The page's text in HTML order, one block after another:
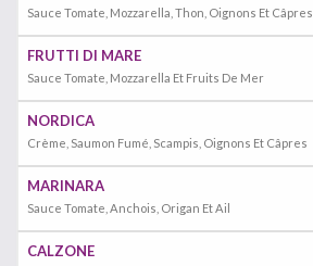
Sauce Tomate, Mozzarella, Thon, Oignons Et Câpres
FRUTTI DI MARE
Sauce Tomate, Mozzarella Et Fruits De Mer
NORDICA
Crème, Saumon Fumé, Scampis, Oignons Et Câpres
MARINARA
Sauce Tomate, Anchois, Origan Et Ail
CALZONE